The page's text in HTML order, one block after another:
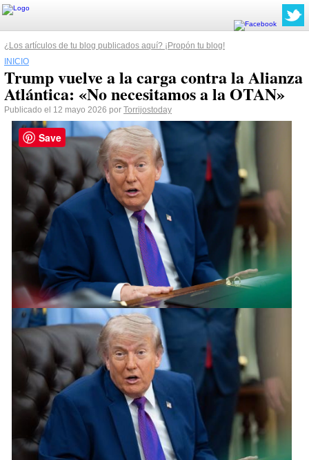
¿Los artículos de tu blog publicados aquí? ¡Propón tu blog!
INICIO
Trump vuelve a la carga contra la Alianza
Atlántica: «No necesitamos a la OTAN»
Publicado el 12 mayo 2026 por Torrijostoday
Save